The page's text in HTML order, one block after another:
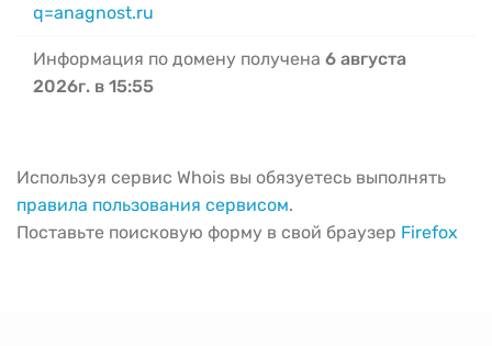
q=anagnost.ru
Информация по домену получена 6 августа
2026г. в 15:55
Используя сервис Whois вы обязуетесь выполнять
правила пользования сервисом.
Поставьте поисковую форму в свой браузер Firefox